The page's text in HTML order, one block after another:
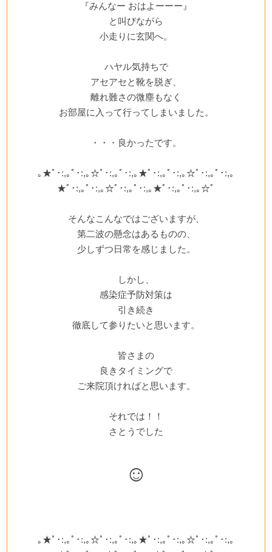
『みんなー おはよーーー』
と叫びながら
小走りに玄関へ。
ハヤル気持ちで
アセアセと靴を脱ぎ、
離れ難さの微塵もなく
お部屋に入って行ってしまいました。
・・・良かったです。
｡★ﾟ･:,｡ﾟ･:,｡☆ﾟ･:,｡ﾟ･:,｡★ﾟ･:,｡ﾟ･:,｡☆ﾟ･:,｡ﾟ･:,｡
★ﾟ･:,｡ﾟ･:,｡☆ﾟ･:,｡ﾟ･:,｡★ﾟ･:,｡ﾟ･:,｡☆ﾟ
そんなこんなではございますが、
第二波の懸念はあるものの、
少しずつ日常を感じました。
しかし、
感染症予防対策は
引き続き
徹底して参りたいと思います。
皆さまの
良きタイミングで
ご来院頂ければと思います。
それでは！！
さとうでした
☺
｡★ﾟ･:,｡ﾟ･:,｡☆ﾟ･:,｡ﾟ･:,｡★ﾟ･:,｡ﾟ･:,｡☆ﾟ･:,｡ﾟ･:,｡